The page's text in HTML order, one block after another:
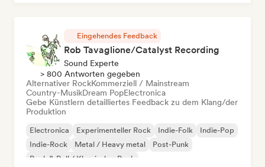
Eingehendes Feedback
Rob Tavaglione/Catalyst Recording
Sound Experte
> 800 Antworten gegeben
Alternativer RockKommerziell / Mainstream
Country-MusikDream PopElectronica
Gebe Künstlern detailliertes Feedback zu dem Klang/der
Produktion
Electronica Experimenteller Rock Indie-Folk
Indie-Pop
Indie-Rock
Metal / Heavy metal
Post-Punk
Rock & Roll / Klassischer Rock